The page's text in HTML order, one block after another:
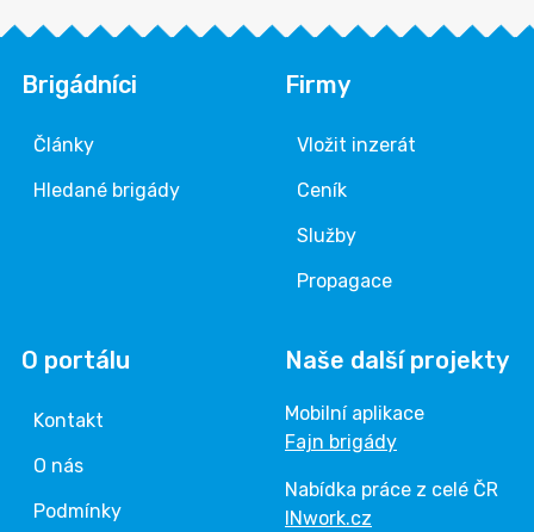
Brigádníci
Články
Hledané brigády
Firmy
Vložit inzerát
Ceník
Služby
Propagace
O portálu
Kontakt
O nás
Podmínky
Naše další projekty
Mobilní aplikace
Fajn brigády
Nabídka práce z celé ČR
INwork.cz